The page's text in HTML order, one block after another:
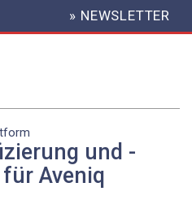
HEADER
MENU
» NEWSLETTER
und -
Aveniq